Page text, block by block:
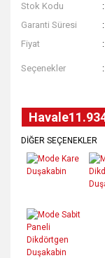
Stok Kodu
Garanti Süresi
Fiyat
Seçenekler
Havale
DİĞER SEÇENEKLER